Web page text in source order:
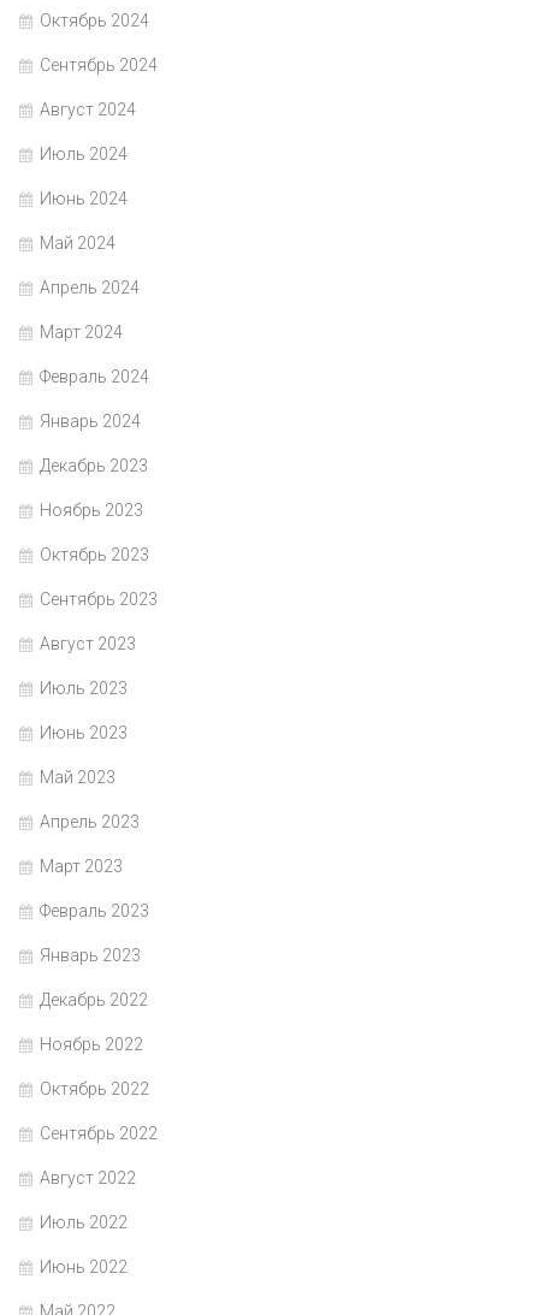
Октябрь 2024
Сентябрь 2024
Август 2024
Июль 2024
Июнь 2024
Май 2024
Апрель 2024
Март 2024
Февраль 2024
Январь 2024
Декабрь 2023
Ноябрь 2023
Октябрь 2023
Сентябрь 2023
Август 2023
Июль 2023
Июнь 2023
Май 2023
Апрель 2023
Март 2023
Февраль 2023
Январь 2023
Декабрь 2022
Ноябрь 2022
Октябрь 2022
Сентябрь 2022
Август 2022
Июль 2022
Июнь 2022
Май 2022